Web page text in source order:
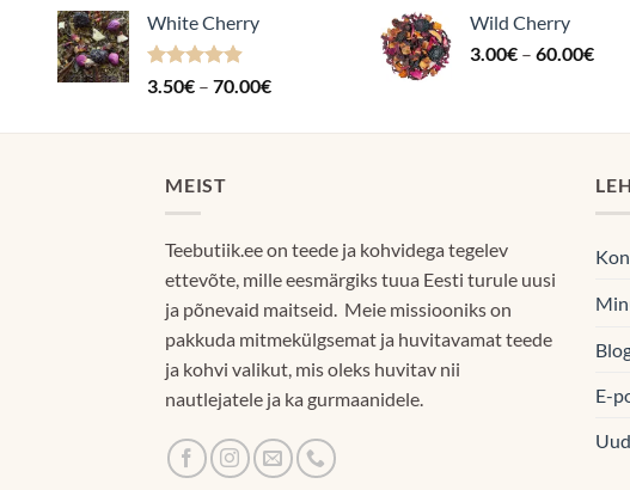
White Cherry
Hinnanguga
3.50€ – 70.00€Hinnavahemik:
kuni
Wild Cherry
3.00€ – 60.00€
MEIST
Teebutiik.ee on teede ja kohvidega tegelev
ettevõte, mille eesmärgiks tuua Eesti turule uusi
ja põnevaid maitseid. Meie missiooniks on
pakkuda mitmekülgsemat ja huvitavamat teede
ja kohvi valikut, mis oleks huvitav nii
nautlejatele ja ka gurmaanidele.
E-